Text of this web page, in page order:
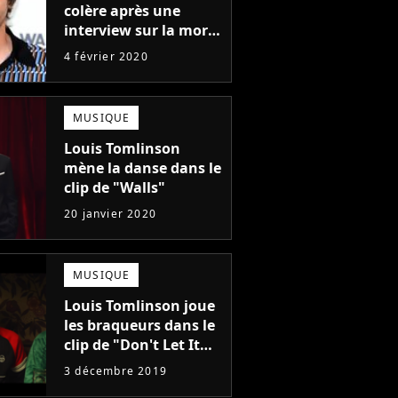
colère après une
interview sur la mort
de sa mère et sa soeur
4 février 2020
MUSIQUE
Louis Tomlinson
mène la danse dans le
clip de "Walls"
20 janvier 2020
MUSIQUE
Louis Tomlinson joue
les braqueurs dans le
clip de "Don't Let It
Break Your Heart"
3 décembre 2019